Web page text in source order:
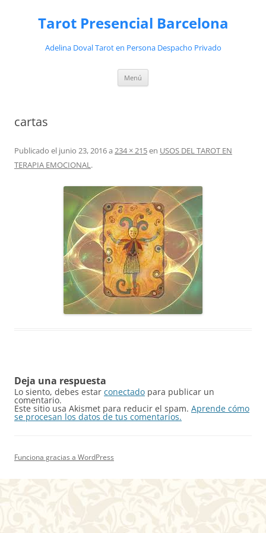
contenidoTarot Presencial Barcelona
Adelina Doval Tarot en Persona Despacho Privado
Menú
cartas
Publicado el junio 23, 2016a 234 × 215en USOS DEL TAROT EN
TERAPIA EMOCIONAL.
Deja una respuesta
Lo siento, debes estar conectado para publicar un
comentario.
Este sitio usa Akismet para reducir el spam. Aprende cómo
se procesan los datos de tus comentarios.
Funciona gracias a WordPress